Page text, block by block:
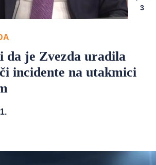
3
da je Zvezda uradila
incidente na utakmici